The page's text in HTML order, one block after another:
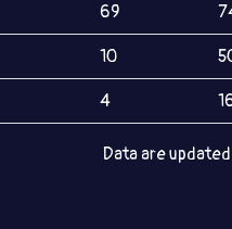
69
10
4
Data are